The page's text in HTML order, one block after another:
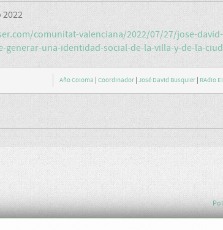
2022
comunitat-valenciana/2022/07/27/jose-
generar-una-identidad-social-de-la-villa-y-de-la-
Año Coloma | Coordinador | José David Busquier | RAdio